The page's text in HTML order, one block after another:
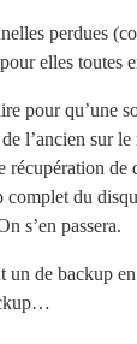
perdues
elles toutes
pour qu’une
l’ancien sur
de
du
s’en passera.
un de backup